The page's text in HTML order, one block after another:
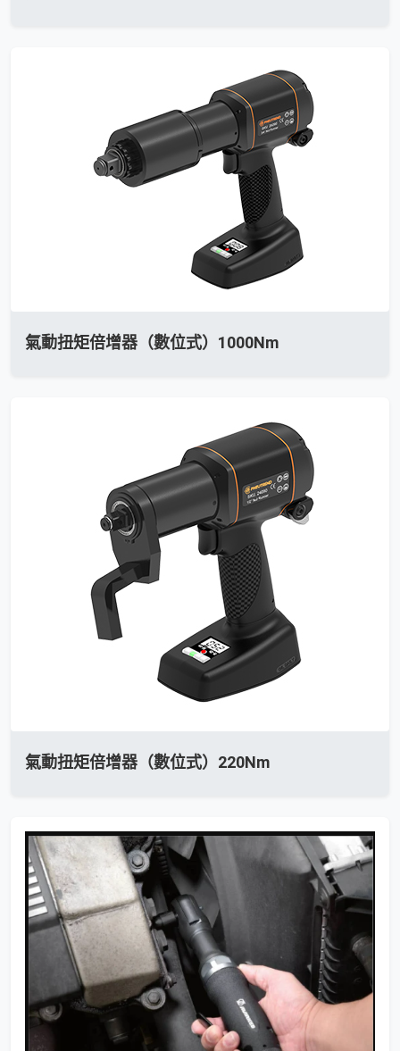
氣動扭矩倍增器（數位式）1000Nm
氣動扭矩倍增器（數位式）220Nm